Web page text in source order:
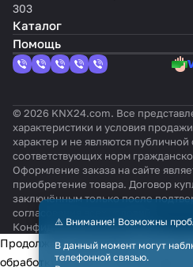
303
Каталог
Помощь
© 2026 KNX24.com. Все
характеристики и условия
характер и не являются
соответствующих норм
Оформление заказа на сайте
приобретение товара. Договор
заключённым только после
согласования всех условий.
КонфиденциальностьОферта
⚠️ Внимание! Возможны
В данный момент могут
телефонной связью.
Продолжая использовать наш
обработку файлов cookie в целях